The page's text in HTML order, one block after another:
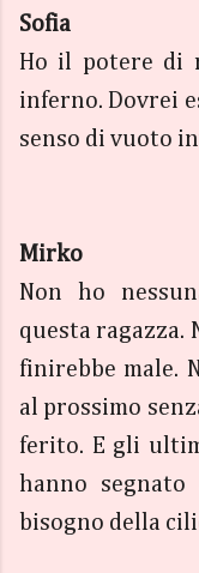
Sofia
Ho il potere di
inferno. Dovrei
senso di vuoto
Mirko
Non ho
questa ragazza.
finirebbe male.
al prossimo
ferito. E gli
hanno segnato
bisogno della